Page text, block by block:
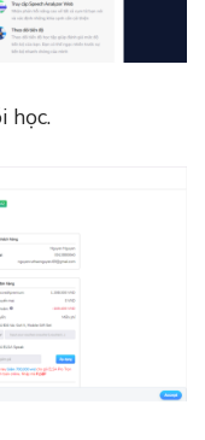
học.